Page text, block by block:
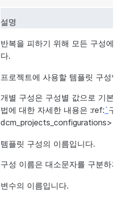
설명
반복을 피하기 위해 모든 구성
다.
프로젝트에 사용할 템플릿 구성
개별 구성은 구성별 값으로 기
법에 대한 자세한 내용은 :ref:`
dcm_projects_configurations>`
템플릿 구성의 이름입니다.
구성 이름은 대소문자를 구분하
변수의 이름입니다.